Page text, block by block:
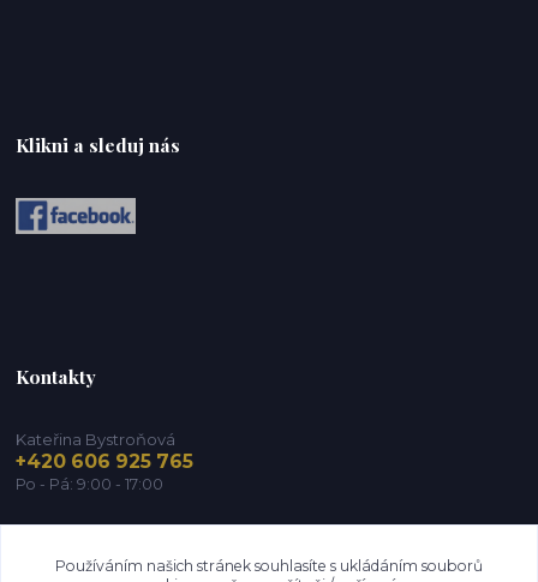
Klikni a sleduj nás
Kontakty
Kateřina Bystroňová
+420 606 925 765
Po - Pá: 9:00 - 17:00
Používáním našich stránek souhlasíte s ukládáním souborů